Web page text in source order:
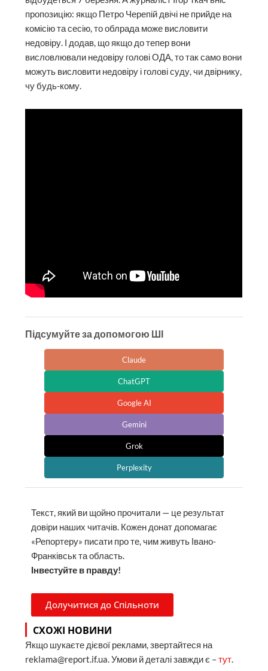
пропозицію: якщо Петро Черепій двічі не прийде на
комісію та сесію, то облрада може висловити
недовіру. І додав, що якщо до тепер вони
висловлювали недовіру голові ОДА, то так само вони
можуть висловити недовіру і голові суду, чи двірнику,
чу будь-кому.
Підсумуйте за допомогою ШІ
Claude
ChatGPT
Google AI
Gemini
Grok
Perplexity
Текст, який ви щойно прочитали — це результат
довіри наших читачів. Кожен донат допомагає
«Репортеру» писати про те, чим живуть Івано-
Франківськ та область.
Інвестуйте в правду!
Долучитися до Спільноти
СХОЖІ НОВИНИ
Якщо шукаєте дієвої реклами, звертайтеся на
reklama@report.if.ua. Умови й деталі завжди є –тут.